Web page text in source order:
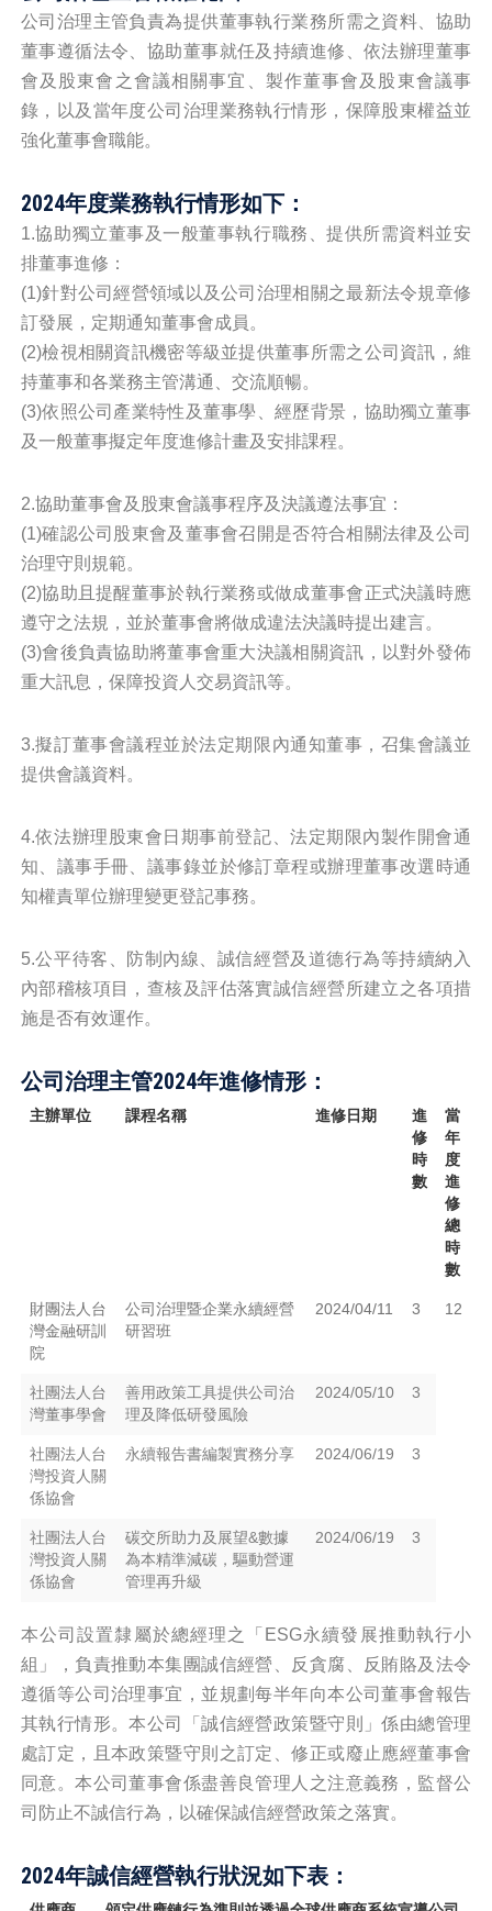
公司治理主管負責為提供董事執行業務所需之資料、協助
董事遵循法令、協助董事就任及持續進修、依法辦理董事
會及股東會之會議相關事宜、製作董事會及股東會議事
錄，以及當年度公司治理業務執行情形，保障股東權益並
強化董事會職能。
2024年度業務執行情形如下：
1.協助獨立董事及一般董事執行職務、提供所需資料並安
排董事進修：
(1)針對公司經營領域以及公司治理相關之最新法令規章修
訂發展，定期通知董事會成員。
(2)檢視相關資訊機密等級並提供董事所需之公司資訊，維
持董事和各業務主管溝通、交流順暢。
(3)依照公司產業特性及董事學、經歷背景，協助獨立董事
及一般董事擬定年度進修計畫及安排課程。
2.協助董事會及股東會議事程序及決議遵法事宜：
(1)確認公司股東會及董事會召開是否符合相關法律及公司
治理守則規範。
(2)協助且提醒董事於執行業務或做成董事會正式決議時應
遵守之法規，並於董事會將做成違法決議時提出建言。
(3)會後負責協助將董事會重大決議相關資訊，以對外發佈
重大訊息，保障投資人交易資訊等。
3.擬訂董事會議程並於法定期限內通知董事，召集會議並
提供會議資料。
4.依法辦理股東會日期事前登記、法定期限內製作開會通
知、議事手冊、議事錄並於修訂章程或辦理董事改選時通
知權責單位辦理變更登記事務。
5.公平待客、防制內線、誠信經營及道德行為等持續納入
內部稽核項目，查核及評估落實誠信經營所建立之各項措
施是否有效運作。
公司治理主管2024年進修情形：
主辦單位 課程名稱 進修日期
進
修
時
數
當
年
度
進
修
總
時
數
財團法人台
灣金融研訓
院
公司治理暨企業永續經營
研習班
2024/04/11 3 12
社團法人台
灣董事學會
善用政策工具提供公司治
理及降低研發風險
2024/05/10 3
社團法人台
灣投資人關
係協會
永續報告書編製實務分享 2024/06/19 3
社團法人台
灣投資人關
係協會
碳交所助力及展望&數據
為本精準減碳，驅動營運
管理再升級
2024/06/19 3
本公司設置隸屬於總經理之「ESG永續發展推動執行小
組」，負責推動本集團誠信經營、反貪腐、反賄賂及法令
遵循等公司治理事宜，並規劃每半年向本公司董事會報告
其執行情形。本公司「誠信經營政策暨守則」係由總管理
處訂定，且本政策暨守則之訂定、修正或廢止應經董事會
同意。本公司董事會係盡善良管理人之注意義務，監督公
司防止不誠信行為，以確保誠信經營政策之落實。
2024年誠信經營執行狀況如下表：